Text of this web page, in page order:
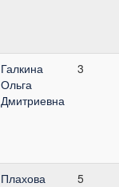
Галкина
Ольга
Дмитриевна
3
Плахова
5